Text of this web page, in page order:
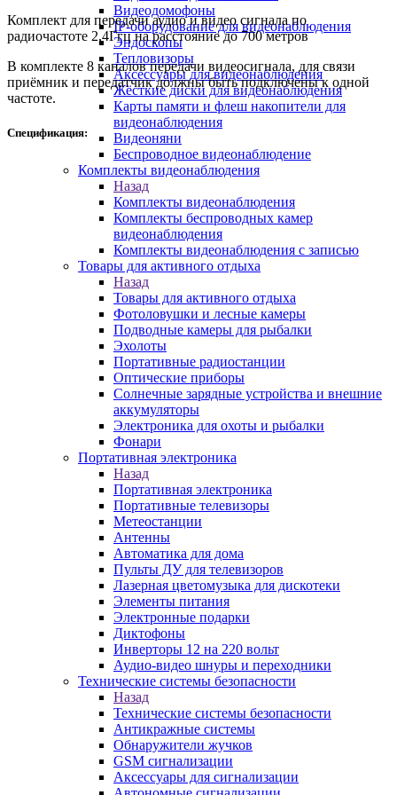
Видеодомофоны
IP-оборудование для видеонаблюдения
Эндоскопы
Тепловизоры
Аксессуары для видеонаблюдения
Жёсткие диски для видеонаблюдения
Карты памяти и флеш накопители для
видеонаблюдения
Видеоняни
Беспроводное видеонаблюдение
Комплекты видеонаблюдения
Назад
Комплекты видеонаблюдения
Комплекты беспроводных камер
видеонаблюдения
Комплекты видеонаблюдения с записью
Товары для активного отдыха
Назад
Товары для активного отдыха
Фотоловушки и лесные камеры
Подводные камеры для рыбалки
Эхолоты
Портативные радиостанции
Оптические приборы
Солнечные зарядные устройства и внешние
аккумуляторы
Электроника для охоты и рыбалки
Фонари
Портативная электроника
Назад
Портативная электроника
Портативные телевизоры
Метеостанции
Антенны
Автоматика для дома
Пульты ДУ для телевизоров
Лазерная цветомузыка для дискотеки
Элементы питания
Электронные подарки
Диктофоны
Инверторы 12 на 220 вольт
Аудио-видео шнуры и переходники
Технические системы безопасности
Назад
Технические системы безопасности
Антикражные системы
Обнаружители жучков
GSM сигнализации
Аксессуары для сигнализации
Комплект для передачи аудио и видео сигнала по
радиочастоте 2,4Ггц на расстояние до 700 метров
В комплекте 8 каналов передачи видеосигнала, для связи
приёмник и передатчик должны быть подключены к одной
частоте.
Спецификация: